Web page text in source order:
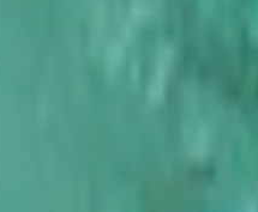
White